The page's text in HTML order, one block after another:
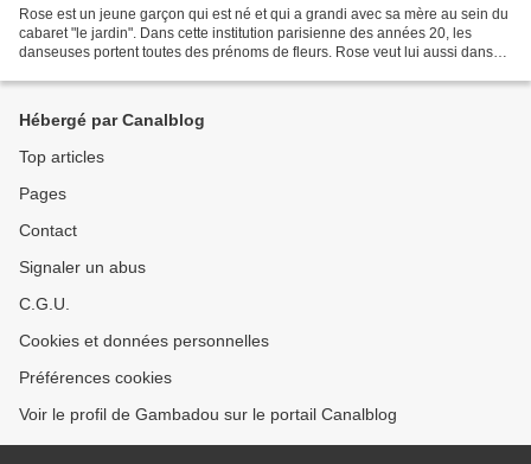
Rose est un jeune garçon qui est né et qui a grandi avec sa mère au sein du
cabaret "le jardin". Dans cette institution parisienne des années 20, les
danseuses portent toutes des prénoms de fleurs. Rose veut lui aussi danser,
Hébergé par Canalblog
Top articles
Pages
Contact
Signaler un abus
C.G.U.
Cookies et données personnelles
Préférences cookies
Voir le profil de Gambadou sur le portail Canalblog